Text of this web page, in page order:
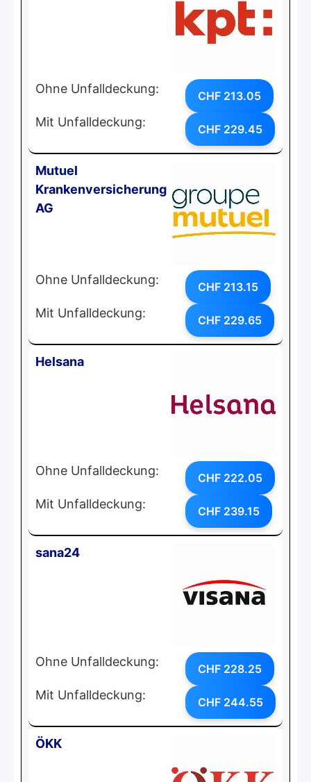
Ohne Unfalldeckung: CHF 213.05
Mit Unfalldeckung: CHF 229.45
Mutuel
Krankenversicherung
AG
Ohne Unfalldeckung: CHF 213.15
Mit Unfalldeckung: CHF 229.65
Helsana
Ohne Unfalldeckung: CHF 222.05
Mit Unfalldeckung: CHF 239.15
sana24
Ohne Unfalldeckung: CHF 228.25
Mit Unfalldeckung: CHF 244.55
ÖKK